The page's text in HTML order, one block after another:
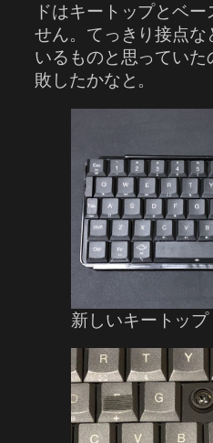
ドはキートップとベ
せん。てっきり接点
いるものと思ってい
敗したかなと。
新しいキートップ